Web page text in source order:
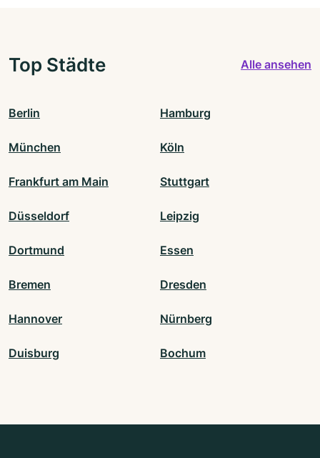
Top Städte Alle ansehen
Berlin Hamburg
München Köln
Frankfurt am Main Stuttgart
Düsseldorf Leipzig
Dortmund Essen
Bremen Dresden
Hannover Nürnberg
Duisburg Bochum